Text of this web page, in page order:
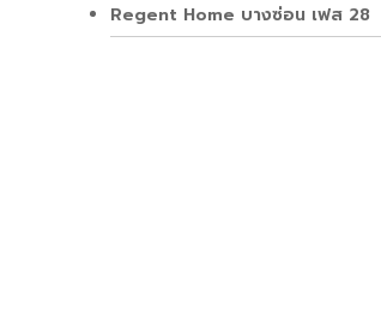
Regent Home บางซ่อน เฟส 28